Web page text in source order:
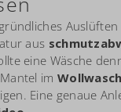
aus
eine Wäsche
im
Eine genaue